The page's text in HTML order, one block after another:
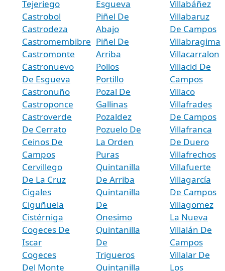
Tejeriego
Castrobol
Castrodeza
Castromembibre
Castromonte
Castronuevo
De Esgueva
Castronuño
Castroponce
Castroverde
De Cerrato
Ceinos De
Campos
Cervillego
De La Cruz
Cigales
Ciguñuela
Cistérniga
Cogeces De
Iscar
Cogeces
Del Monte
Esgueva
Piñel De
Abajo
Piñel De
Arriba
Pollos
Portillo
Pozal De
Gallinas
Pozaldez
Pozuelo De
La Orden
Puras
Quintanilla
De Arriba
Quintanilla
De
Onesimo
Quintanilla
De
Trigueros
Quintanilla
Villabáñez
Villabaruz
De Campos
Villabragima
Villacarralon
Villacid De
Campos
Villaco
Villafrades
De Campos
Villafranca
De Duero
Villafrechos
Villafuerte
Villagarcía
De Campos
Villagomez
La Nueva
Villalán De
Campos
Villalar De
Los